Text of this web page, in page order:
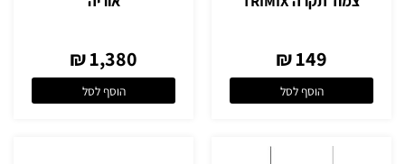
149 ₪
הוסף לסל
1,380 ₪
הוסף לסל